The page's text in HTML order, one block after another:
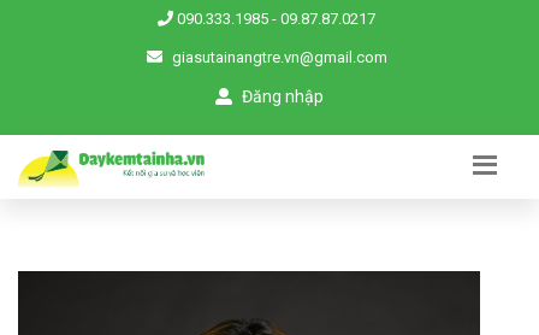
090.333.1985 - 09.87.87.0217
giasutainangtre.vn@gmail.com
Đăng nhập